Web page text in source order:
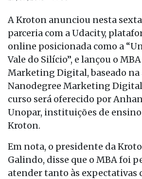
A Kroton anunciou nesta
parceria com a Udacity,
online posicionada como a
Vale do Silício”, e lançou o
Marketing Digital, baseado na
Nanodegree Marketing Digital
curso será oferecido por
Unopar, instituições de
Kroton.
Em nota, o presidente da
Galindo, disse que o MBA foi
atender tanto às expectativas